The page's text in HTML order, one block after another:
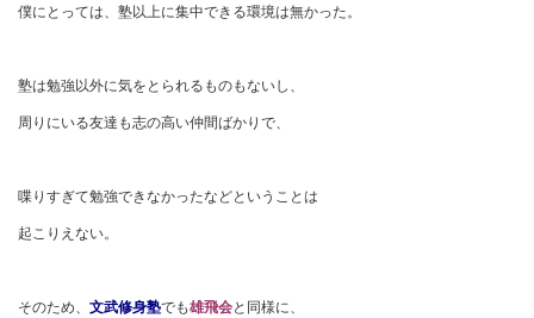
僕にとっては、塾以上に集中できる環境は無かった。
塾は勉強以外に気をとられるものもないし、
周りにいる友達も志の高い仲間ばかりで、
喋りすぎて勉強できなかったなどということは
起こりえない。
そのため、 文武修身塾でも雄飛会と同様に、